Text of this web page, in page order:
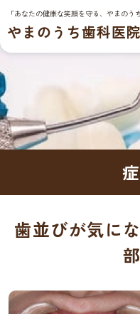
「あなたの健康な笑顔を守る、やまのう
やまのうち歯科医院
歯並びが気